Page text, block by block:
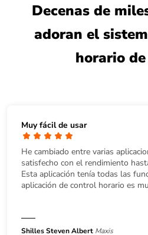
Decenas de
adoran el
horario
Muy fácil de usar
He cambiado entre varias
satisfecho con el rendimiento
Esta aplicación tenía todas las
aplicación de control horario es
Shilles Steven Albert Maxis